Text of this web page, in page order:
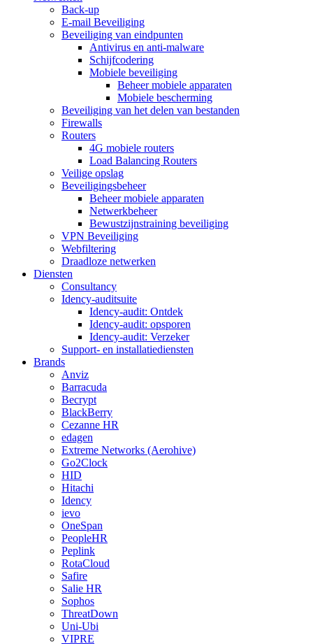
Back-up
E-mail Beveiliging
Beveiliging van eindpunten
Antivirus en anti-malware
Schijfcodering
Mobiele beveiliging
Beheer mobiele apparaten
Mobiele bescherming
Beveiliging van het delen van bestanden
Firewalls
Routers
4G mobiele routers
Load Balancing Routers
Veilige opslag
Beveiligingsbeheer
Beheer mobiele apparaten
Netwerkbeheer
Bewustzijnstraining beveiliging
VPN Beveiliging
Webfiltering
Draadloze netwerken
Diensten
Consultancy
Idency-auditsuite
Idency-audit: Ontdek
Idency-audit: opsporen
Idency-audit: Verzeker
Support- en installatiediensten
Brands
Anviz
Barracuda
Becrypt
BlackBerry
Cezanne HR
edagen
Extreme Networks (Aerohive)
Go2Clock
HID
Hitachi
Idency
ievo
OneSpan
PeopleHR
Peplink
RotaCloud
Safire
Salie HR
Sophos
ThreatDown
Uni-Ubi
VIPRE